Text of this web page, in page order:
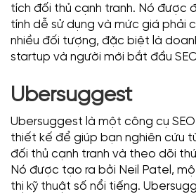
tích đối thủ cạnh tranh. Nó được
tính dễ sử dụng và mức giá phải
nhiều đối tượng, đặc biệt là
startup và người mới bắt đầu
Ubersuggest
Ubersuggest là một công cụ
thiết kế để giúp bạn nghiên cứu
đối thủ cạnh tranh và theo dõi
Nó được tạo ra bởi Neil Patel,
thị kỹ thuật số nổi tiếng.